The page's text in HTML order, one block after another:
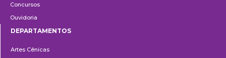
Concursos
Ouvidoria
DEPARTAMENTOS
Artes Cênicas